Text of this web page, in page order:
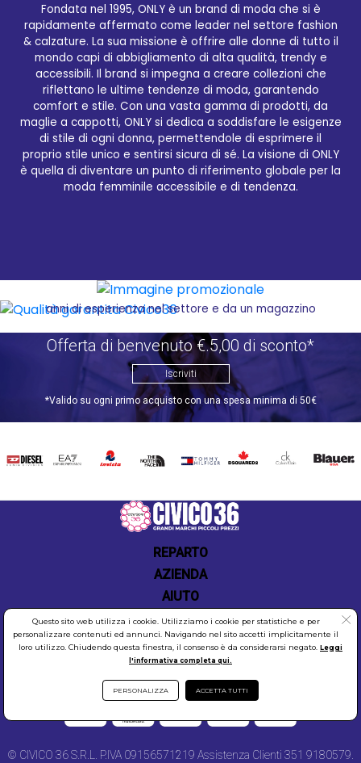
Fondata nel 1995, ONLY è un brand di moda che si è
rapidamente affermato come leader nel settore fashion
& calzature. La sua missione è offrire alle donne di tutto il
mondo capi di abbigliamento di alta qualità, trendy e
accessibili. Il brand si impegna a creare collezioni che
riflettano le ultime tendenze di moda, garantendo
comfort e stile. Con una vasta gamma di prodotti, da
maglie a cappotti, ONLY si dedica a soddisfare le esigenze
di stile di ogni donna, permettendole di esprimere il
proprio stile unico e sentirsi sicura di sé. La visione di ONLY
è quella di diventare un punto di riferimento globale per la
moda femminile accessibile e di tendenza.
Qualità garantita Civico36
Civico36.store è il tuo one-stop shop online per i
migliori prodotti del brand ONLY. Come rivenditore
autorizzato di ONLY, il nostro e-commerce offre
un'ampia selezione di abbigliamento di alta qualità,
nuovi acquisti in un batter d'occhio. La qualità del
servizio offerto da Civico36.store è garantita da
anni di esperienza nel settore e da un magazzino
quello di rendere la tua esperienza di shopping
online il più semplice e piacevole possibile. Siamo
orgogliosi di offrire un'ampia gamma di prodotti
ONLY, dai classici must-have alle ultime tendenze di
moda. Non importa quale sia il tuo stile, siamo sicuri
che troverai qualcosa che ami nel nostro negozio
nostra collezione ONLY e fai il tuo prossimo acquisto
con Civico36.store.
Catalogo ONLY
Offerta di benvenuto €.5,00 di sconto*
Iscriviti
*Valido su ogni primo acquisto con una spesa minima di 50€
DIESEL EA7 INVICTATHE
TOMMY
DSQUARED2
CALVIN BLAUER
REPARTO
AZIENDA
AIUTO
© CIVICO 36 S.R.L. P.IVA 09156571219 Assistenza Clienti 351 9180579.
Questo sito web utilizza i cookie. Utilizziamo i cookie per statistiche e per
personalizzare contenuti ed annunci. Navigando nel sito accetti implicitamente il
loro utilizzo. Chiudendo questa finestra, il consenso è da considerarsi negato. Leggi
l'informativa completa qui.
PERSONALIZZA ACCETTA TUTTI